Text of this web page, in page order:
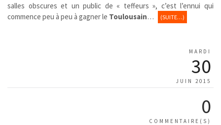
salles obscures et un public de « teffeurs », c’est l’ennui qui
commence peu à peu à gagner le Toulousain… (SUITE…)
MARDI
30
JUIN 2015
0
COMMENTAIRE(S)